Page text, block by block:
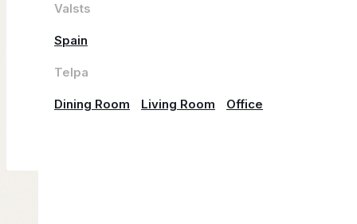
Valsts
Spain
Telpa
Dining Room Living Room Office